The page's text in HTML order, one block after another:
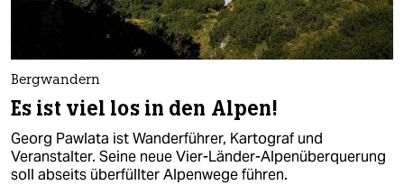
Bergwandern
Es ist viel los in den Alpen!
Georg Pawlata ist Wanderführer, Kartograf und
Veranstalter. Seine neue Vier-Länder-Alpenüberquerung
soll abseits überfüllter Alpenwege führen.